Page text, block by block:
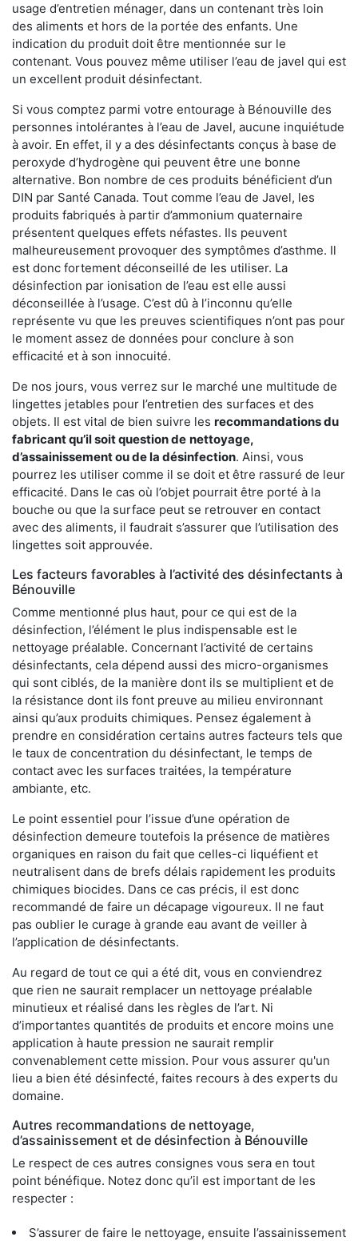
usage d’entretien ménager, dans un contenant très loin
des aliments et hors de la portée des enfants. Une
indication du produit doit être mentionnée sur le
contenant. Vous pouvez même utiliser l’eau de javel qui est
un excellent produit désinfectant.
Si vous comptez parmi votre entourage à Bénouville des
personnes intolérantes à l’eau de Javel, aucune inquiétude
à avoir. En effet, il y a des désinfectants conçus à base de
peroxyde d’hydrogène qui peuvent être une bonne
alternative. Bon nombre de ces produits bénéficient d’un
DIN par Santé Canada. Tout comme l’eau de Javel, les
produits fabriqués à partir d’ammonium quaternaire
présentent quelques effets néfastes. Ils peuvent
malheureusement provoquer des symptômes d’asthme. Il
est donc fortement déconseillé de les utiliser. La
désinfection par ionisation de l’eau est elle aussi
déconseillée à l’usage. C’est dû à l’inconnu qu’elle
représente vu que les preuves scientifiques n’ont pas pour
le moment assez de données pour conclure à son
efficacité et à son innocuité.
De nos jours, vous verrez sur le marché une multitude de
lingettes jetables pour l’entretien des surfaces et des
objets. Il est vital de bien suivre les recommandations du
fabricant qu’il soit question de nettoyage,
d’assainissement ou de la désinfection. Ainsi, vous
pourrez les utiliser comme il se doit et être rassuré de leur
efficacité. Dans le cas où l’objet pourrait être porté à la
bouche ou que la surface peut se retrouver en contact
avec des aliments, il faudrait s’assurer que l’utilisation des
lingettes soit approuvée.
Les facteurs favorables à l’activité des désinfectants à
Bénouville
Comme mentionné plus haut, pour ce qui est de la
désinfection, l’élément le plus indispensable est le
nettoyage préalable. Concernant l’activité de certains
désinfectants, cela dépend aussi des micro-organismes
qui sont ciblés, de la manière dont ils se multiplient et de
la résistance dont ils font preuve au milieu environnant
ainsi qu’aux produits chimiques. Pensez également à
prendre en considération certains autres facteurs tels que
le taux de concentration du désinfectant, le temps de
contact avec les surfaces traitées, la température
ambiante, etc.
Le point essentiel pour l’issue d’une opération de
désinfection demeure toutefois la présence de matières
organiques en raison du fait que celles-ci liquéfient et
neutralisent dans de brefs délais rapidement les produits
chimiques biocides. Dans ce cas précis, il est donc
recommandé de faire un décapage vigoureux. Il ne faut
pas oublier le curage à grande eau avant de veiller à
l’application de désinfectants.
Au regard de tout ce qui a été dit, vous en conviendrez
que rien ne saurait remplacer un nettoyage préalable
minutieux et réalisé dans les règles de l’art. Ni
d’importantes quantités de produits et encore moins une
application à haute pression ne saurait remplir
convenablement cette mission. Pour vous assurer qu'un
lieu a bien été désinfecté, faites recours à des experts du
domaine.
Autres recommandations de nettoyage,
d’assainissement et de désinfection à Bénouville
Le respect de ces autres consignes vous sera en tout
point bénéfique. Notez donc qu’il est important de les
respecter :
S’assurer de faire le nettoyage, ensuite l’assainissement